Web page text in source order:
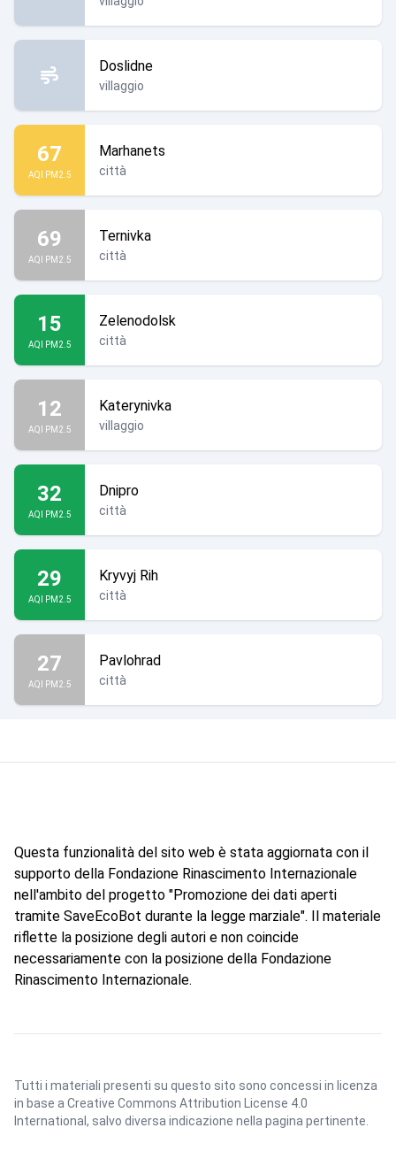
Doslidne
villaggio
67
AQI PM2.5
Marhanets
città
69
AQI PM2.5
Ternivka
città
15
AQI PM2.5
Zelenodolsk
città
12
AQI PM2.5
Katerynivka
villaggio
32
AQI PM2.5
Dnipro
città
29
AQI PM2.5
Kryvyj Rih
città
27
AQI PM2.5
Pavlohrad
città
Questa funzionalità del sito web è stata aggiornata con il
supporto della Fondazione Rinascimento Internazionale
nell'ambito del progetto "Promozione dei dati aperti
tramite SaveEcoBot durante la legge marziale". Il materiale
riflette la posizione degli autori e non coincide
necessariamente con la posizione della Fondazione
Rinascimento Internazionale.
Tutti i materiali presenti su questo sito sono concessi in licenza
in base a Creative Commons Attribution License 4.0
International , salvo diversa indicazione nella pagina pertinente.